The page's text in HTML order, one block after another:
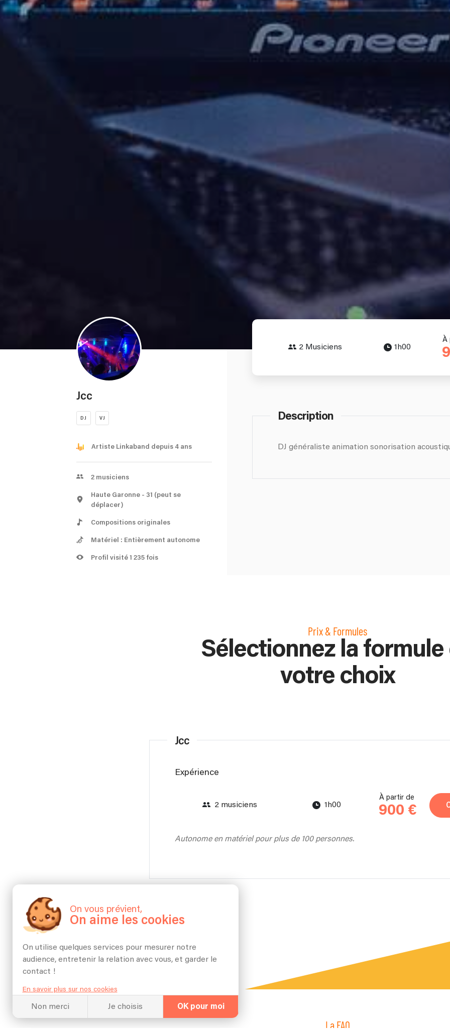
Jcc
DJ VJ
Artiste Linkaband depuis 4 ans
2 musiciens
Haute Garonne - 31 (peut se
déplacer)
Compositions originales
Matériel : Entièrement autonome
Profil visité 1 235 fois
2 Musiciens 1h00
À
Description
DJ généraliste animation sonorisation
Prix & Formules
Sélectionnez la formule
votre choix
Jcc
Expérience
2 musiciens 1h00
À partir de
900 €
Autonome en matériel pour plus de 100 personnes.
La FAQ
On vous prévient,
On aime les cookies
On utilise quelques services pour mesurer notre
audience, entretenir la relation avec vous, et garder le
contact !
En savoir plus sur nos cookies
Non merci Je choisis OK pour moi